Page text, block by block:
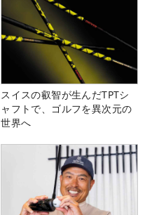
スイスの叡智が生んだTPTシ
ャフトで、ゴルフを異次元の
世界へ